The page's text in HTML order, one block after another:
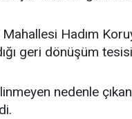
Hadım
geri dönüşüm
nedenle